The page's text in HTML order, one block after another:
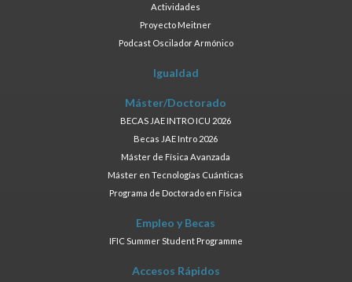
Actividades
Proyecto Meitner
Podcast Oscilador Armónico
Igualdad
Máster/Doctorado
BECAS JAE INTRO ICU 2026
Becas JAE Intro 2026
Máster de Física Avanzada
Máster en Tecnologías Cuánticas
Programa de Doctorado en Física
Empleo y Becas
IFIC Summer Student Programme
Accesos Rápidos